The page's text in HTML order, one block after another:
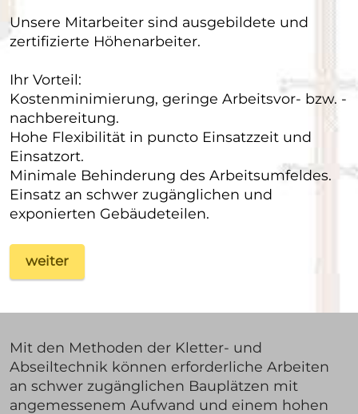
Unsere Mitarbeiter sind ausgebildete und
zertifizierte Höhenarbeiter.
Ihr Vorteil:
Kostenminimierung, geringe Arbeitsvor- bzw. -
nachbereitung.
Hohe Flexibilität in puncto Einsatzzeit und
Einsatzort.
Minimale Behinderung des Arbeitsumfeldes.
Einsatz an schwer zugänglichen und
exponierten Gebäudeteilen.
weiter
Mit den Methoden der Kletter- und
Abseiltechnik können erforderliche Arbeiten
an schwer zugänglichen Bauplätzen mit
angemessenem Aufwand und einem hohen